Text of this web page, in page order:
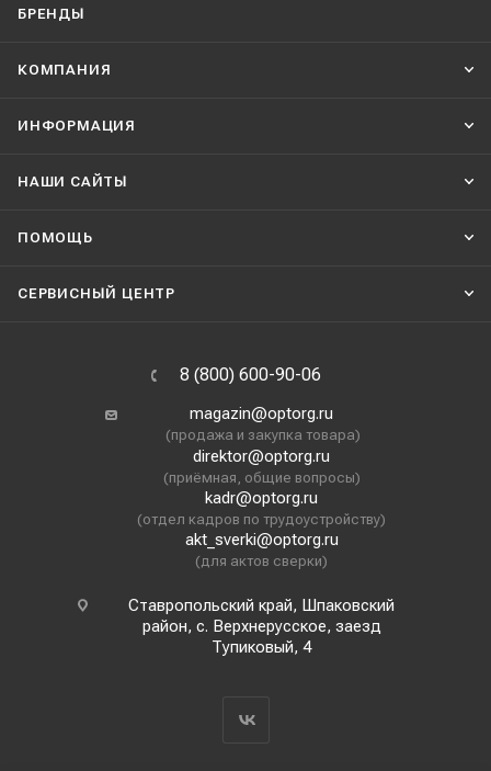
БРЕНДЫ
КОМПАНИЯ
ИНФОРМАЦИЯ
НАШИ CАЙТЫ
ПОМОЩЬ
СЕРВИСНЫЙ ЦЕНТР
8 (800) 600-90-06
magazin@optorg.ru
(продажа и закупка товара)
direktor@optorg.ru
(приёмная, общие вопросы)
kadr@optorg.ru
(отдел кадров по трудоустройству)
akt_sverki@optorg.ru
(для актов сверки)
Ставропольский край, Шпаковский
район, с. Верхнерусское, заезд
Тупиковый, 4